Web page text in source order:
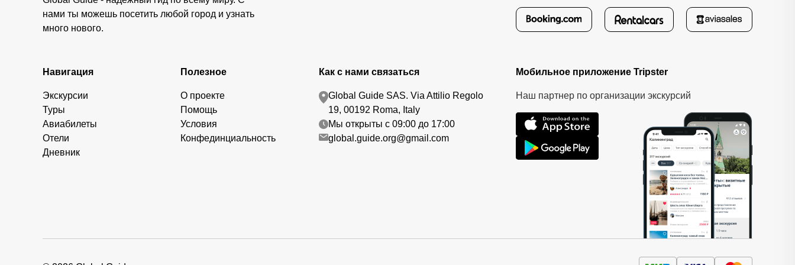
нами ты можешь посетить любой город и узнать
много нового.
Навигация
Экскурсии
Туры
Авиабилеты
Отели
Дневник
Полезное
О проекте
Помощь
Условия
Конфединциальность
Как с нами связаться
Global Guide SAS. Via Attilio Regolo
19, 00192 Roma, Italy
Мы открыты с 09:00 до 17:00
global.guide.org@gmail.com
Мобильное приложение Tripster
Наш партнер по организации экскурсий